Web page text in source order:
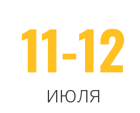
11-12
июля